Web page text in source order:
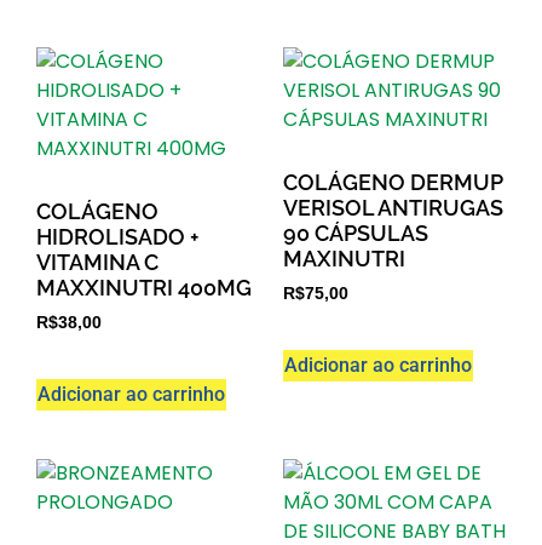
COLÁGENO
HIDROLISADO +
VITAMINA C
MAXXINUTRI 400MG
R$38,00
Adicionar ao carrinho
COLÁGENO DERMUP
VERISOL ANTIRUGAS
90 CÁPSULAS
MAXINUTRI
R$75,00
Adicionar ao carrinho